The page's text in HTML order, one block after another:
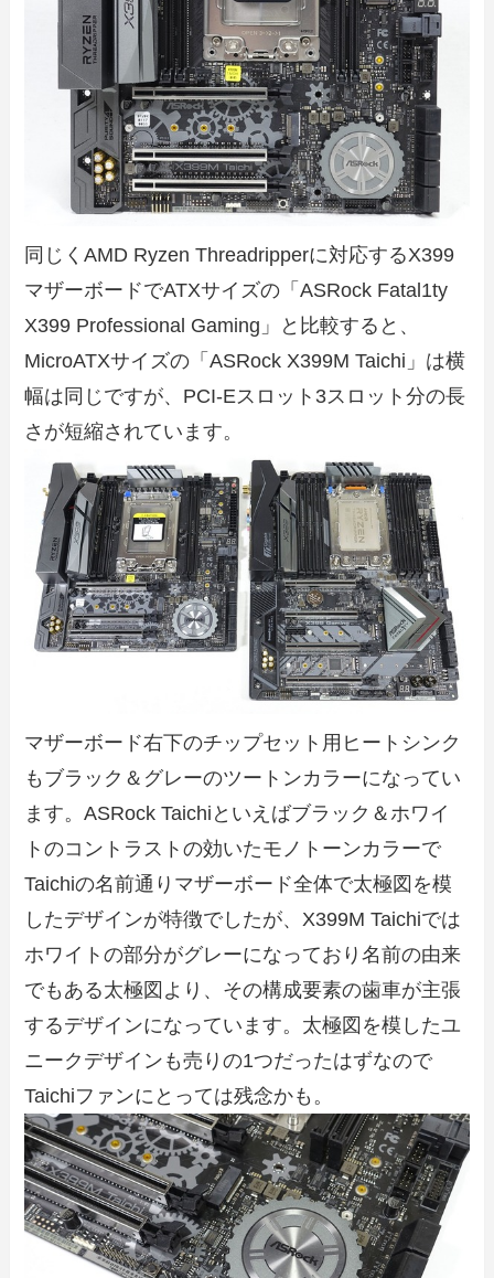
同じくAMD Ryzen Threadripperに対応するX399
マザーボードでATXサイズの「ASRock Fatal1ty
X399 Professional Gaming」と比較すると、
MicroATXサイズの「ASRock X399M Taichi」は横
幅は同じですが、PCI-Eスロット3スロット分の長
さが短縮されています。
マザーボード右下のチップセット用ヒートシンク
もブラック＆グレーのツートンカラーになってい
ます。ASRock Taichiといえばブラック＆ホワイ
トのコントラストの効いたモノトーンカラーで
Taichiの名前通りマザーボード全体で太極図を模
したデザインが特徴でしたが、X399M Taichiでは
ホワイトの部分がグレーになっており名前の由来
でもある太極図より、その構成要素の歯車が主張
するデザインになっています。太極図を模したユ
ニークデザインも売りの1つだったはずなので
Taichiファンにとっては残念かも。